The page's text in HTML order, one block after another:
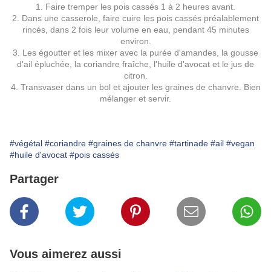
1. Faire tremper les pois cassés 1 à 2 heures avant.
2. Dans une casserole, faire cuire les pois cassés préalablement
rincés, dans 2 fois leur volume en eau, pendant 45 minutes
environ.
3. Les égoutter et les mixer avec la purée d'amandes, la gousse
d'ail épluchée, la coriandre fraîche, l'huile d'avocat et le jus de
citron.
4. Transvaser dans un bol et ajouter les graines de chanvre. Bien
mélanger et servir.
#végétal #coriandre #graines de chanvre #tartinade #ail #vegan
#huile d'avocat #pois cassés
Partager
Vous aimerez aussi